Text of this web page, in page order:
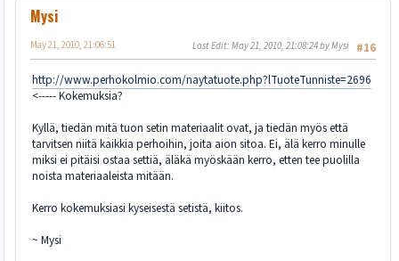
Mysi
#16
May 21, 2010, 21:06:51 Last Edit: May 21, 2010, 21:08:24 by Mysi
http://www.perhokolmio.com/naytatuote.php?lTuoteTunniste=2696
<----- Kokemuksia?
Kyllä, tiedän mitä tuon setin materiaalit ovat, ja tiedän myös että
tarvitsen niitä kaikkia perhoihin, joita aion sitoa. Ei, älä kerro minulle
miksi ei pitäisi ostaa settiä, äläkä myöskään kerro, etten tee puolilla
noista materiaaleista mitään.
Kerro kokemuksiasi kyseisestä setistä, kiitos.
~ Mysi